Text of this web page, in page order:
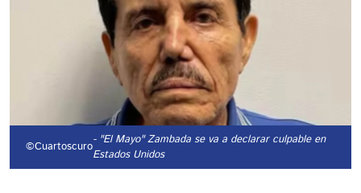
©Cuartoscuro- "El Mayo" Zambada se va a declarar culpable en
Estados Unidos